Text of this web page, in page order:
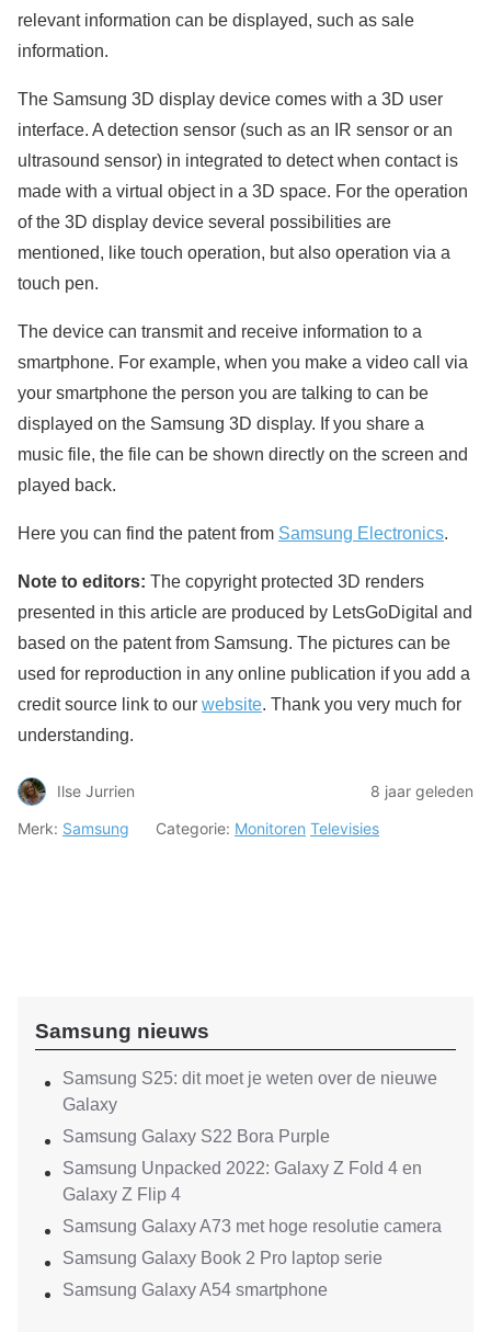
relevant information can be displayed, such as sale
information.
The Samsung 3D display device comes with a 3D user
interface. A detection sensor (such as an IR sensor or an
ultrasound sensor) in integrated to detect when contact is
made with a virtual object in a 3D space. For the operation
of the 3D display device several possibilities are
mentioned, like touch operation, but also operation via a
touch pen.
The device can transmit and receive information to a
smartphone. For example, when you make a video call via
your smartphone the person you are talking to can be
displayed on the Samsung 3D display. If you share a
music file, the file can be shown directly on the screen and
played back.
Here you can find the patent from Samsung Electronics.
Note to editors: The copyright protected 3D renders
presented in this article are produced by LetsGoDigital and
based on the patent from Samsung. The pictures can be
used for reproduction in any online publication if you add a
credit source link to our website. Thank you very much for
understanding.
Ilse Jurrien
8 jaar geleden
Merk: Samsung Categorie: Monitoren Televisies
Samsung nieuws
Samsung S25: dit moet je weten over de nieuwe
Galaxy
Samsung Galaxy S22 Bora Purple
Samsung Unpacked 2022: Galaxy Z Fold 4 en
Galaxy Z Flip 4
Samsung Galaxy A73 met hoge resolutie camera
Samsung Galaxy Book 2 Pro laptop serie
Samsung Galaxy A54 smartphone